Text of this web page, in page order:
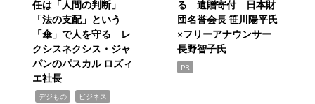
任は「人間の判断」
「法の支配」という
「傘」で人を守る レ
クシスネクシス・ジャ
パンのパスカル ロズィ
エ社長
デジもの ビジネス
る 遺贈寄付 日本財
団名誉会長 笹川陽平氏
×フリーアナウンサー
長野智子氏
PR